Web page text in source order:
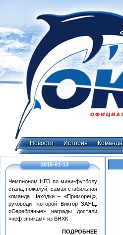
Новости История Команда
2015-01-13
Чемпионом НГО по мини-футболу
стала, пожалуй, самая стабильная
команда Находки – «Приморец»,
руководит которой Виктор ЗАЯЦ.
«Серебряные» награды достали
«нефтяникам» из ВНХК
ПОДРОБНЕЕ